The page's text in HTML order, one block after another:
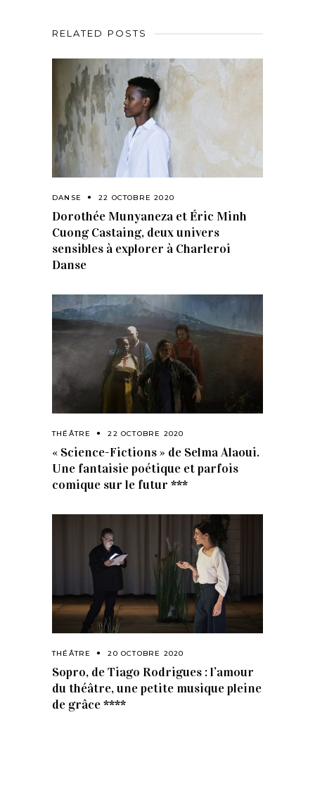
RELATED POSTS
DANSE 22 OCTOBRE 2020
Dorothée Munyaneza et Éric Minh
Cuong Castaing, deux univers
sensibles à explorer à Charleroi
Danse
THÉÂTRE 22 OCTOBRE 2020
« Science-Fictions » de Selma Alaoui.
Une fantaisie poétique et parfois
comique sur le futur ***
THÉÂTRE 20 OCTOBRE 2020
Sopro, de Tiago Rodrigues : l’amour
du théâtre, une petite musique pleine
de grâce ****